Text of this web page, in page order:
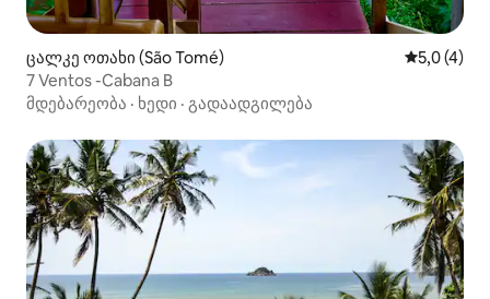
ცალკე ოთახი (São Tomé) საშუალო
5,0 (4)
7 Ventos -Cabana B
მდებარეობა · ხედი · გადაადგილება